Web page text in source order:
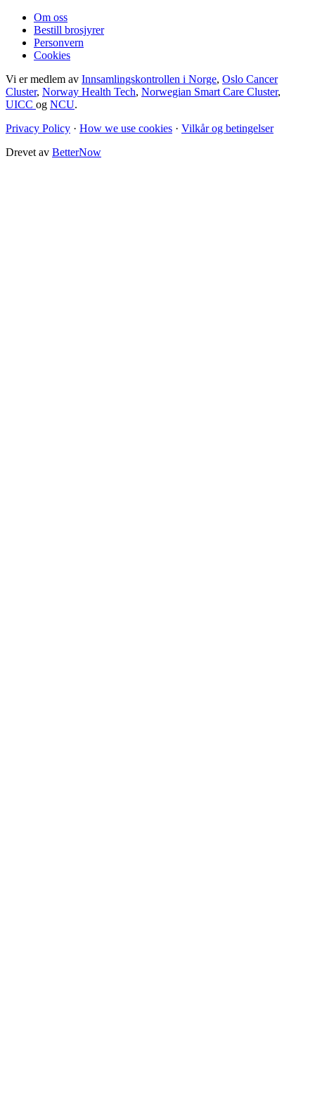
Om oss
Bestill brosjyrer
Personvern
Cookies
Vi er medlem av Innsamlingskontrollen i Norge, Oslo Cancer
Cluster, Norway Health Tech, Norwegian Smart Care Cluster,
UICC og NCU.
Privacy Policy · How we use cookies · Vilkår og betingelser
Drevet av BetterNow